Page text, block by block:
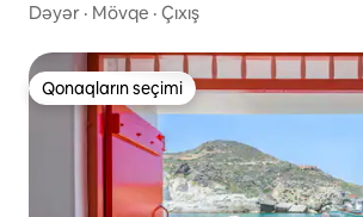
Dəyər · Mövqe · Çıxış
Qonaqların seçimi
Qonaqların seçimi